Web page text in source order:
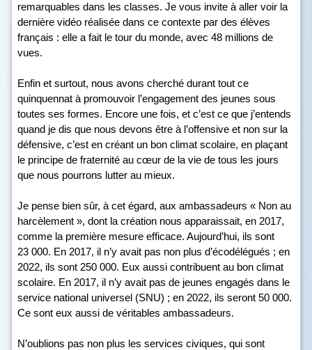
remarquables dans les classes. Je vous invite à aller voir la
dernière vidéo réalisée dans ce contexte par des élèves
français : elle a fait le tour du monde, avec 48 millions de
vues.
Enfin et surtout, nous avons cherché durant tout ce
quinquennat à promouvoir l’engagement des jeunes sous
toutes ses formes. Encore une fois, et c’est ce que j’entends
quand je dis que nous devons être à l’offensive et non sur la
défensive, c’est en créant un bon climat scolaire, en plaçant
le principe de fraternité au cœur de la vie de tous les jours
que nous pourrons lutter au mieux.
Je pense bien sûr, à cet égard, aux ambassadeurs « Non au
harcèlement », dont la création nous apparaissait, en 2017,
comme la première mesure efficace. Aujourd’hui, ils sont
23 000. En 2017, il n’y avait pas non plus d’écodélégués ; en
2022, ils sont 250 000. Eux aussi contribuent au bon climat
scolaire. En 2017, il n’y avait pas de jeunes engagés dans le
service national universel (SNU) ; en 2022, ils seront 50 000.
Ce sont eux aussi de véritables ambassadeurs.
N’oublions pas non plus les services civiques, qui sont